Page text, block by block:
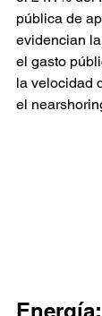
pública de
evidencian
el gasto
la velocidad
el